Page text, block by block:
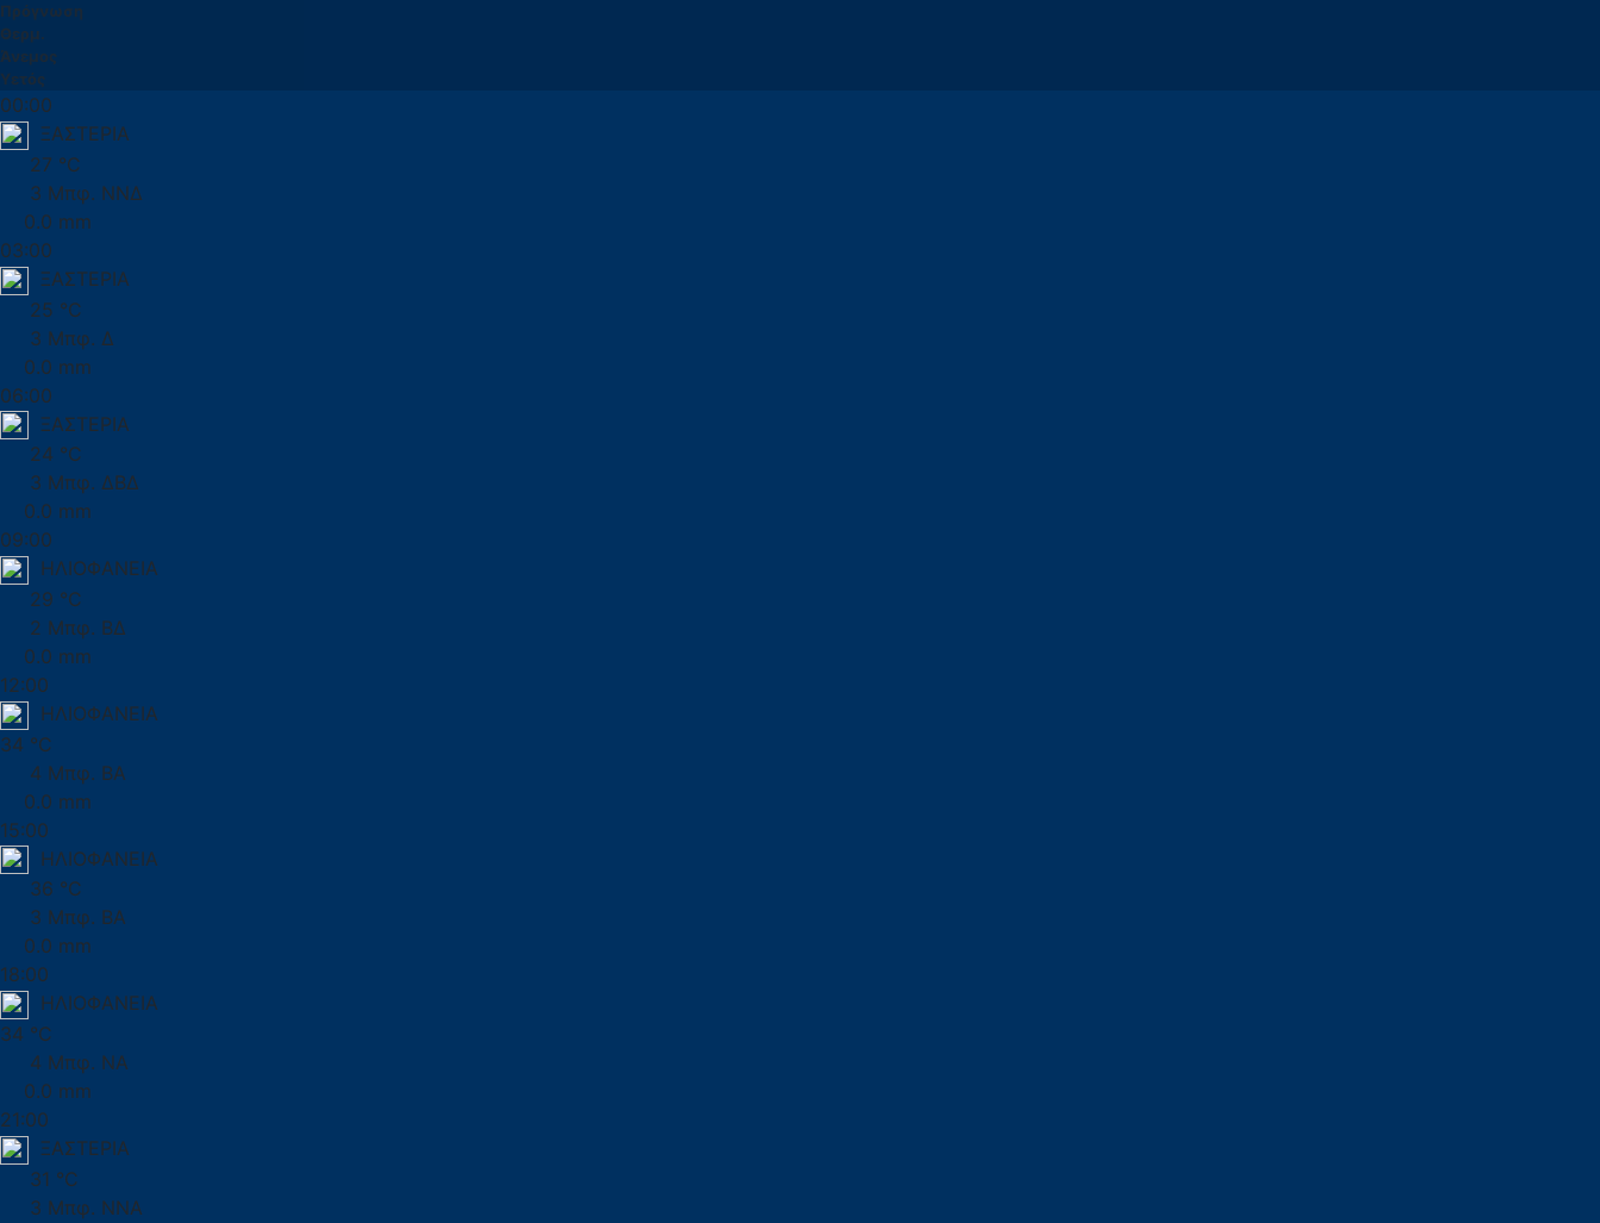
Πρόγνωση
Θερμ.
Άνεμος
Υετός
00:00
ΞΑΣΤΕΡΙΑ
27 °C
3 Μπφ. ΝΝΔ
0.0 mm
03:00
ΞΑΣΤΕΡΙΑ
25 °C
3 Μπφ. Δ
0.0 mm
06:00
ΞΑΣΤΕΡΙΑ
24 °C
3 Μπφ. ΔΒΔ
0.0 mm
09:00
ΗΛΙΟΦΑΝΕΙΑ
29 °C
2 Μπφ. ΒΔ
0.0 mm
12:00
ΗΛΙΟΦΑΝΕΙΑ
34 °C
4 Μπφ. ΒΑ
0.0 mm
15:00
ΗΛΙΟΦΑΝΕΙΑ
36 °C
3 Μπφ. ΒΑ
0.0 mm
18:00
ΗΛΙΟΦΑΝΕΙΑ
34 °C
4 Μπφ. ΝΑ
0.0 mm
21:00
ΞΑΣΤΕΡΙΑ
31 °C
3 Μπφ. ΝΝΑ